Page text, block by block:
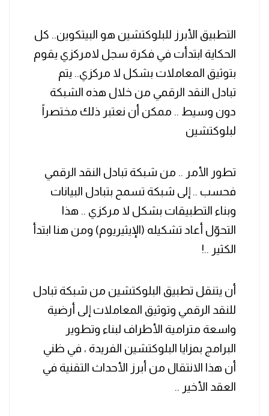
التطبيق الأبرز للبلوكتشين هو البيتكوين.. كل
الحكاية ابتدأت في فكرة سجل لامركزي يقوم
بتوثيق المعاملات بشكل لا مركزي.. يتم
تبادل النقد الرقمي من خلال هذه الشبكة
دون وسيط .. ممكن أن نعتبر ذلك مختصراً
لبلوكتشين‎
‏تطور الأمر .. من شبكة تبادل النقد الرقمي
فحسب .. إلى شبكة تسمح بتبادل البيانات
وبناء التطبيقات بشكل لا مركزي .. هذا
التحوّل أعاد تشكيله (الإيثيريوم) ومن هنا ابتدأ
الكثير ..!
‏أن يتنقل تطبيق البلوكتشين من شبكة تبادل
للنقد الرقمي وتوثيق المعاملات إلى أرضية
واسعة مترامية الأطراف لبناء وتطوير
البرامج بمزايا البلوكتشين الفريدة ، في ظني
أن هذا الانتقال من أبرز الأحداث التقنية في
العقد الأخير ..